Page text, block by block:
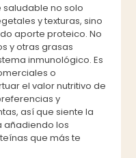
no solo
y texturas, sino
aporte proteico. No
y otras grasas
inmunológico. Es
o
el valor nutritivo de
y
así que siente la
añadiendo los
que más te